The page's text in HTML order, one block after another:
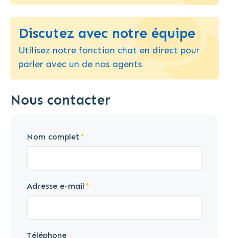
Discutez avec notre équipe
Utilisez notre fonction chat en direct pour
parler avec un de nos agents
Nous contacter
Nom complet
Adresse e-mail
Téléphone